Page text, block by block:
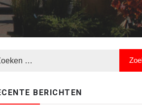
BERICHTEN